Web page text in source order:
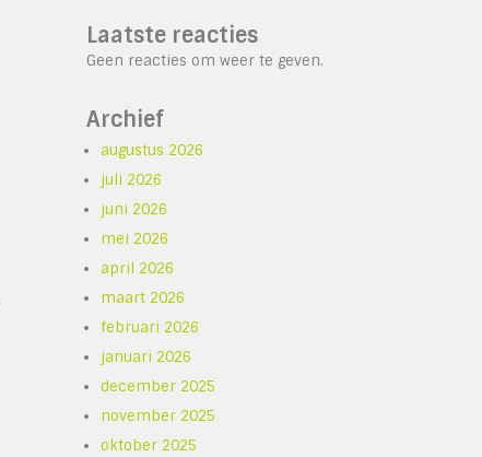
Laatste reacties
Geen reacties om weer te geven.
Archief
augustus 2026
juli 2026
juni 2026
mei 2026
april 2026
maart 2026
februari 2026
januari 2026
december 2025
november 2025
oktober 2025